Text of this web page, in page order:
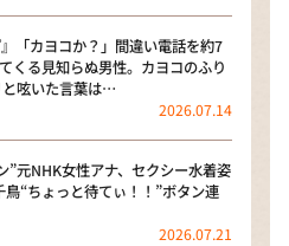
「カヨコか？」間違い電話を約7
くる見知らぬ男性。カヨコのふり
と呟いた言葉は…
2026.07.14
”元NHK女性アナ、セクシー水着姿
“ちょっと待てぃ！！”ボタン連
2026.07.21